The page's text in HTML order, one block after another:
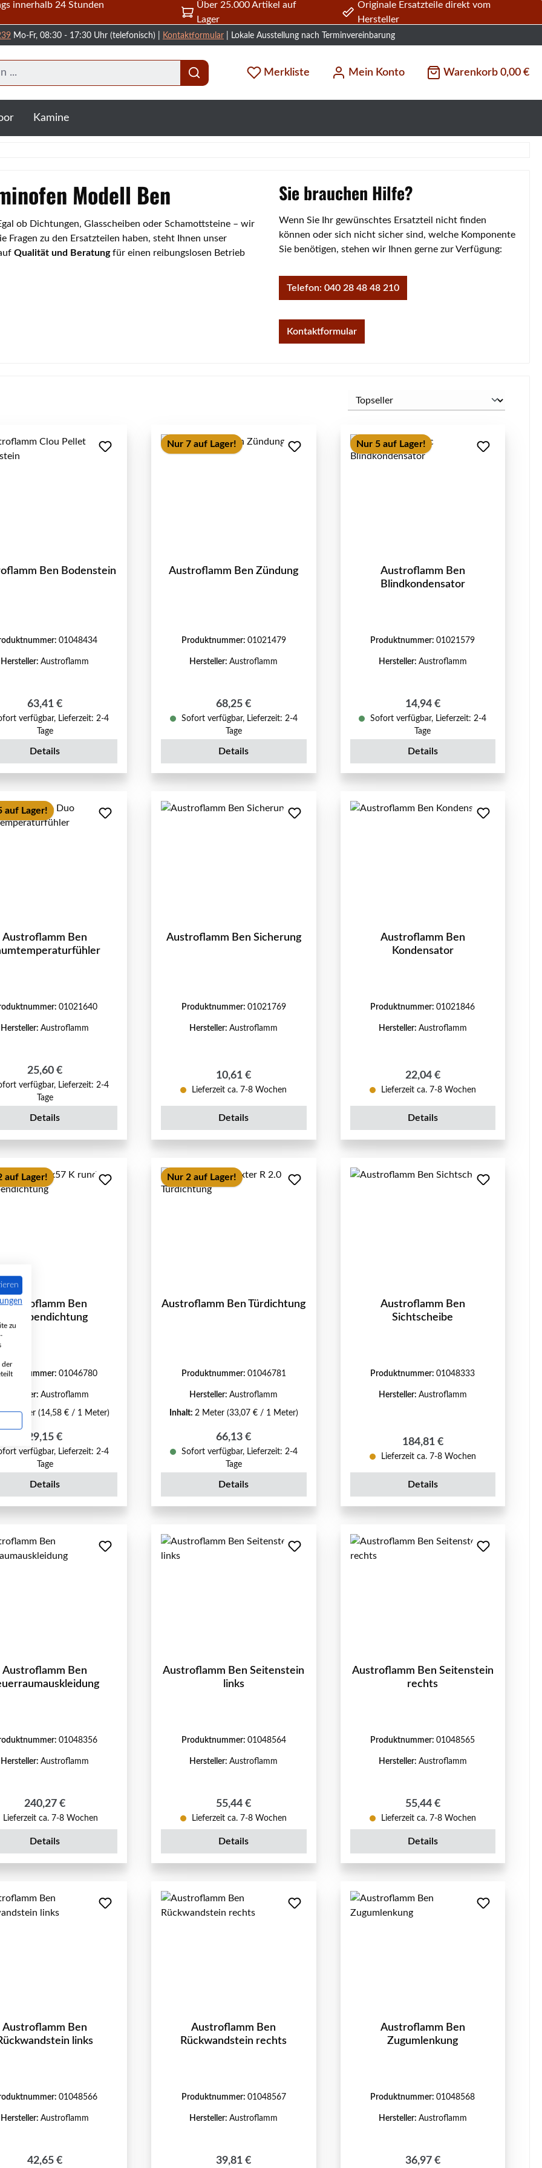
innerhalb 24 Stunden
Über 25.000 Artikel auf
Lager
Originale Ersatzteile direkt vom
Hersteller
Mo-Fr, 08:30 - 17:30 Uhr (telefonisch) | Kontaktformular | Lokale Ausstellung nach Terminvereinbarung
Merkliste Mein Konto Warenkorb 0,00 €
Kamine
Modell Ben
ob Dichtungen, Glasscheiben oder Schamottsteine – wir
Fragen zu den Ersatzteilen haben, steht Ihnen unser
Qualität und Beratungfür einen reibungslosen Betrieb
Sie brauchen Hilfe?
Wenn Sie Ihr gewünschtes Ersatzteil nicht finden
können oder sich nicht sicher sind, welche Komponente
Sie benötigen, stehen wir Ihnen gerne zur Verfügung:
Telefon: 040 28 48 48 210
Kontaktformular
Ben Bodenstein
01048434
Hersteller:Austroflamm
Regulärer Preis:
63,41 €
verfügbar, Lieferzeit: 2-4
Tage
Details
Nur 7 auf Lager!
Austroflamm Ben Zündung
Produktnummer: 01021479
Hersteller:Austroflamm
Regulärer Preis:
68,25 €
Sofort verfügbar, Lieferzeit: 2-4
Tage
Details
Nur 5 auf Lager!
Austroflamm Ben
Blindkondensator
Produktnummer:01021579
Hersteller: Austroflamm
Regulärer Preis:
14,94 €
Sofort verfügbar, Lieferzeit: 2-4
Tage
Details
auf Lager!
Austroflamm Ben
01021640
Hersteller:Austroflamm
Regulärer Preis:
25,60 €
verfügbar, Lieferzeit: 2-4
Tage
Details
Austroflamm Ben Sicherung
Produktnummer: 01021769
Hersteller:Austroflamm
Regulärer Preis:
10,61 €
Lieferzeit ca. 7-8 Wochen
Details
Austroflamm Ben
Kondensator
Produktnummer:01021846
Hersteller: Austroflamm
Regulärer Preis:
22,04 €
Lieferzeit ca. 7-8 Wochen
Details
auf Lager!
Austroflamm Ben
Scheibendichtung
01046780
Hersteller:Austroflamm
2 Meter (14,58 € / 1 Meter)
Regulärer Preis:
29,15 €
verfügbar, Lieferzeit: 2-4
Tage
Details
Nur 2 auf Lager!
Austroflamm Ben Türdichtung
Produktnummer: 01046781
Hersteller:Austroflamm
Inhalt: 2 Meter (33,07 € / 1 Meter)
Regulärer Preis:
66,13 €
Sofort verfügbar, Lieferzeit: 2-4
Tage
Details
Austroflamm Ben
Sichtscheibe
Produktnummer:01048333
Hersteller: Austroflamm
Regulärer Preis:
184,81 €
Lieferzeit ca. 7-8 Wochen
Details
Austroflamm Ben
01048356
Hersteller:Austroflamm
Regulärer Preis:
240,27 €
Lieferzeit ca. 7-8 Wochen
Details
Austroflamm Ben Seitenstein
links
Produktnummer: 01048564
Hersteller:Austroflamm
Regulärer Preis:
55,44 €
Lieferzeit ca. 7-8 Wochen
Details
Austroflamm Ben Seitenstein
rechts
Produktnummer:01048565
Hersteller: Austroflamm
Regulärer Preis:
55,44 €
Lieferzeit ca. 7-8 Wochen
Details
Austroflamm Ben
links
01048566
Hersteller:Austroflamm
Regulärer Preis:
42,65 €
Austroflamm Ben
Rückwandstein rechts
Produktnummer: 01048567
Hersteller:Austroflamm
Regulärer Preis:
39,81 €
Austroflamm Ben
Zugumlenkung
Produktnummer:01048568
Hersteller: Austroflamm
Regulärer Preis:
36,97 €
zu
der